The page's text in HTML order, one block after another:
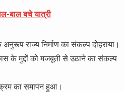
बाल बचे यात्री
राज्य निर्माण का संकल्प दोहराया।
के मुद्दों को मजबूती से उठाने का संकल्प
का समापन हुआ।